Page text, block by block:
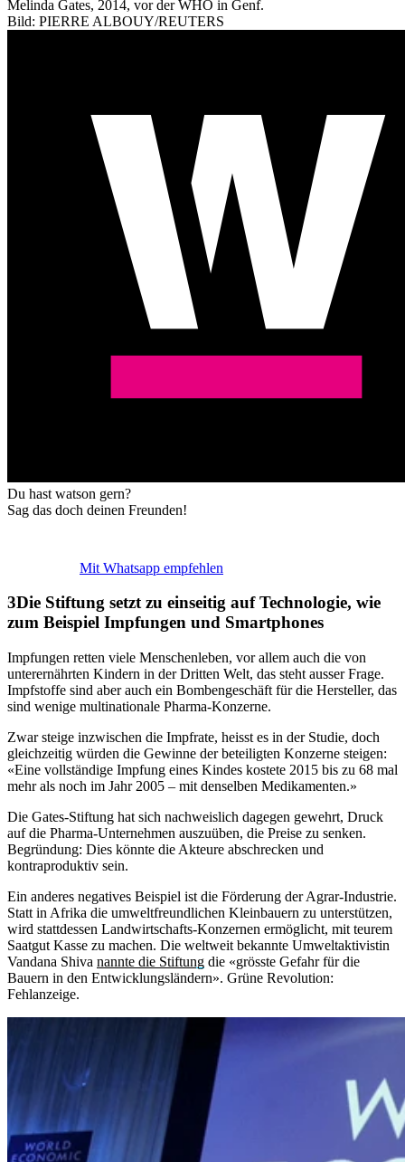
Melinda Gates, 2014, vor der WHO in Genf.
Bild: PIERRE ALBOUY/REUTERS
Du hast watson gern?
Sag das doch deinen Freunden!
Mit Whatsapp empfehlen
Die Stiftung setzt zu einseitig auf Technologie, wie
zum Beispiel Impfungen und Smartphones
Impfungen retten viele Menschenleben, vor allem auch die von
unterernährten Kindern in der Dritten Welt, das steht ausser Frage.
Impfstoffe sind aber auch ein Bombengeschäft für die Hersteller, das
sind wenige multinationale Pharma-Konzerne.
Zwar steige inzwischen die Impfrate, heisst es in der Studie, doch
gleichzeitig würden die Gewinne der beteiligten Konzerne steigen:
«Eine vollständige Impfung eines Kindes kostete 2015 bis zu 68 mal
mehr als noch im Jahr 2005 – mit denselben Medikamenten.»
Die Gates-Stiftung hat sich nachweislich dagegen gewehrt, Druck
auf die Pharma-Unternehmen auszuüben, die Preise zu senken.
Begründung: Dies könnte die Akteure abschrecken und
kontraproduktiv sein.
Ein anderes negatives Beispiel ist die Förderung der Agrar-Industrie.
Statt in Afrika die umweltfreundlichen Kleinbauern zu unterstützen,
wird stattdessen Landwirtschafts-Konzernen ermöglicht, mit teurem
Saatgut Kasse zu machen. Die weltweit bekannte Umweltaktivistin
Vandana Shiva nannte die Stiftung die «grösste Gefahr für die
Bauern in den Entwicklungsländern». Grüne Revolution:
Fehlanzeige.